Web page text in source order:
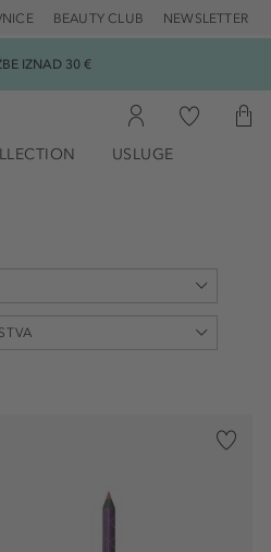
BEAUTY CLUB NEWSLETTER
IZNAD 30 €
USLUGE